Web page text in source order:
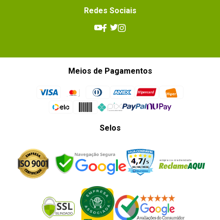
Redes Sociais
Meios de Pagamentos
Selos